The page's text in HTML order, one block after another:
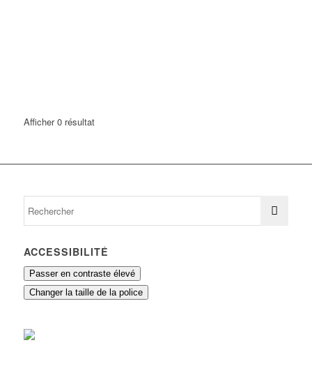
Afficher 0 résultat
ACCESSIBILITÉ
Passer en contraste élevé
Changer la taille de la police